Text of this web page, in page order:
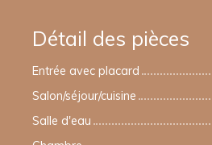
Détail des pièces
Entrée avec placard
Salon/séjour/cuisine
Salle d'eau